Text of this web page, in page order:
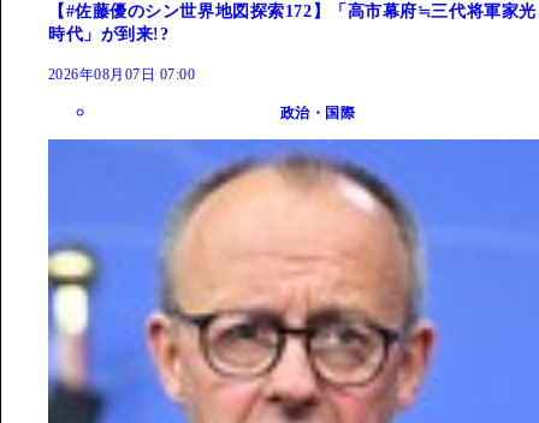
【#佐藤優のシン世界地図探索172】「高市幕府≒三代将軍家光
時代」が到来!?
2026年08月07日 07:00
政治・国際